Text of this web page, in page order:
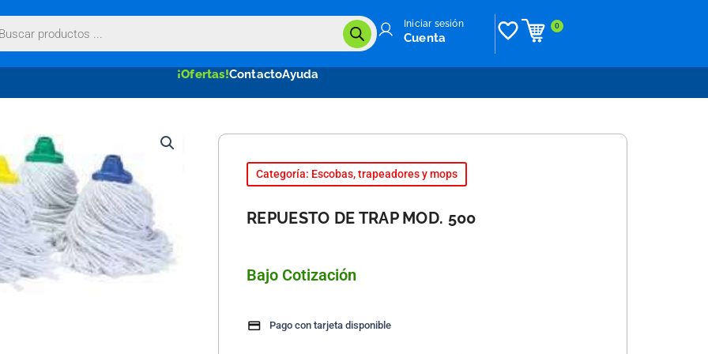
Iniciar sesión
Cuenta
0
¡Ofertas!ContactoAyuda
Categoría: Escobas, trapeadores y mops
REPUESTO DE TRAP MOD. 500
Bajo Cotización
Pago con tarjeta disponible